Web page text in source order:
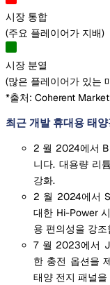
시장 통합
(주요 플레이어가 지배)
시장 분열
(많은 플레이어가 있는
*출처: Coherent
최근 개발 휴대용 태
2 월 2024에서
니다. 대용량 리
강화.
2 월 2024에서
대한 Hi-Power
용 편의성을 강조
7 월 2023에서
한 충전 옵션을
태양 전지 패널